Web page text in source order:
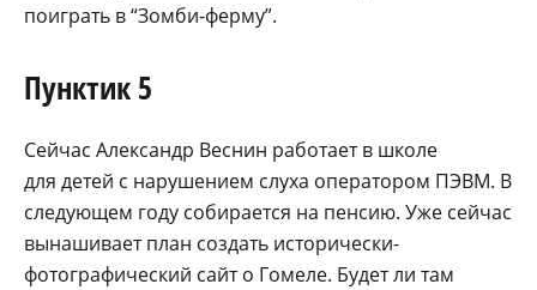
поиграть в “Зомби-ферму”.
Пунктик 5
Сейчас Александр Веснин работает в школе
для детей с нарушением слуха оператором ПЭВМ. В
следующем году собирается на пенсию. Уже сейчас
вынашивает план создать исторически-
фотографический сайт о Гомеле. Будет ли там